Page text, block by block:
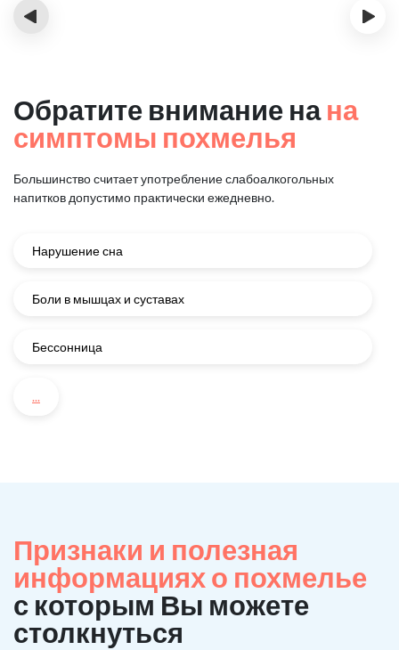
‹ ›
Обратите внимание нана
симптомы похмелья
Большинство считает употребление слабоалкогольных
напитков допустимо практически ежедневно.
Нарушение сна
Боли в мышцах и суставах
Бессонница
...
Признаки и полезная
информациях о похмелье
с которым Вы можете
столкнуться